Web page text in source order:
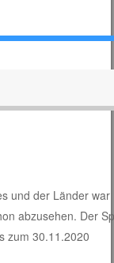
und der Länder war
abzusehen. Der
zum 30.11.2020